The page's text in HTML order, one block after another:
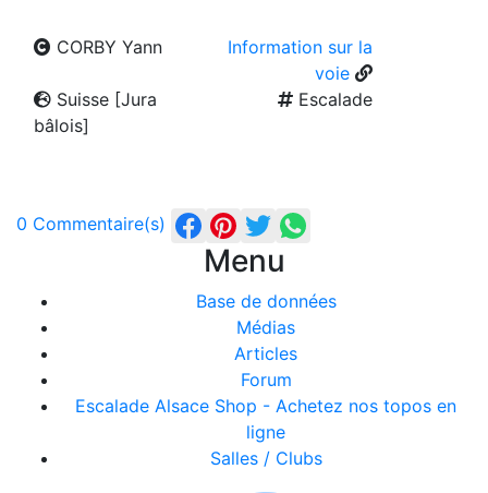
CORBY Yann
Information sur la
voie
Suisse [Jura
bâlois]
Escalade
0 Commentaire(s)
Menu
Base de données
Médias
Articles
Forum
Escalade Alsace Shop - Achetez nos topos en
ligne
Salles / Clubs